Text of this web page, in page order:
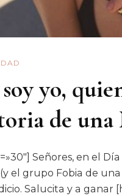
soy yo,
de una
Señores, en el
el grupo Fobia de
Salucita y a ganar